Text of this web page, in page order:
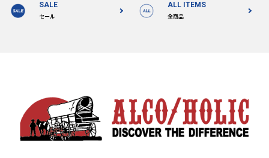
SALE
セール
ALL ITEMS
全商品